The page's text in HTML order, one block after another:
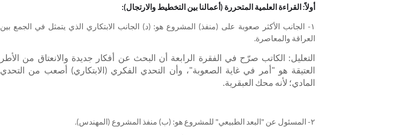
أولاً: القراءة العلمية المتحررة (أعمالنا بين التخطيط والارتجال):
١- الجانب الأكثر صعوبة على (منفذ) المشروع هو: (د) الجانب الابتكاري الذي يتمثل في الجمع بين
العراقة والمعاصرة.
التعليل: الكاتب صرّح في الفقرة الرابعة أن البحث عن أفكار جديدة والانعتاق من الأطر
العتيقة هو "أمر في غاية الصعوبة"، وأن التحدي الفكري (الابتكاري) أصعب من التحدي
المادي؛ لأنه محك العبقرية.
٢- المسئول عن "البعد الطبيعي" للمشروع هو: (ب) منفذ المشروع (المهندس).